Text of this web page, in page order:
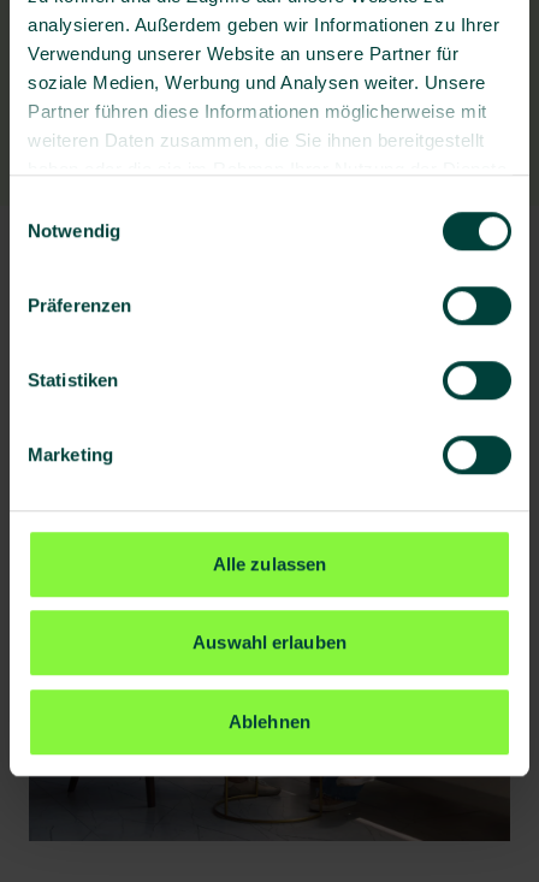
analysieren. Außerdem geben wir Informationen zu Ihrer
Verwendung unserer Website an unsere Partner für
soziale Medien, Werbung und Analysen weiter. Unsere
Partner führen diese Informationen möglicherweise mit
weiteren Daten zusammen, die Sie ihnen bereitgestellt
Notwendig
Präferenzen
Statistiken
Marketing
Alle zulassen
Auswahl erlauben
Ablehnen